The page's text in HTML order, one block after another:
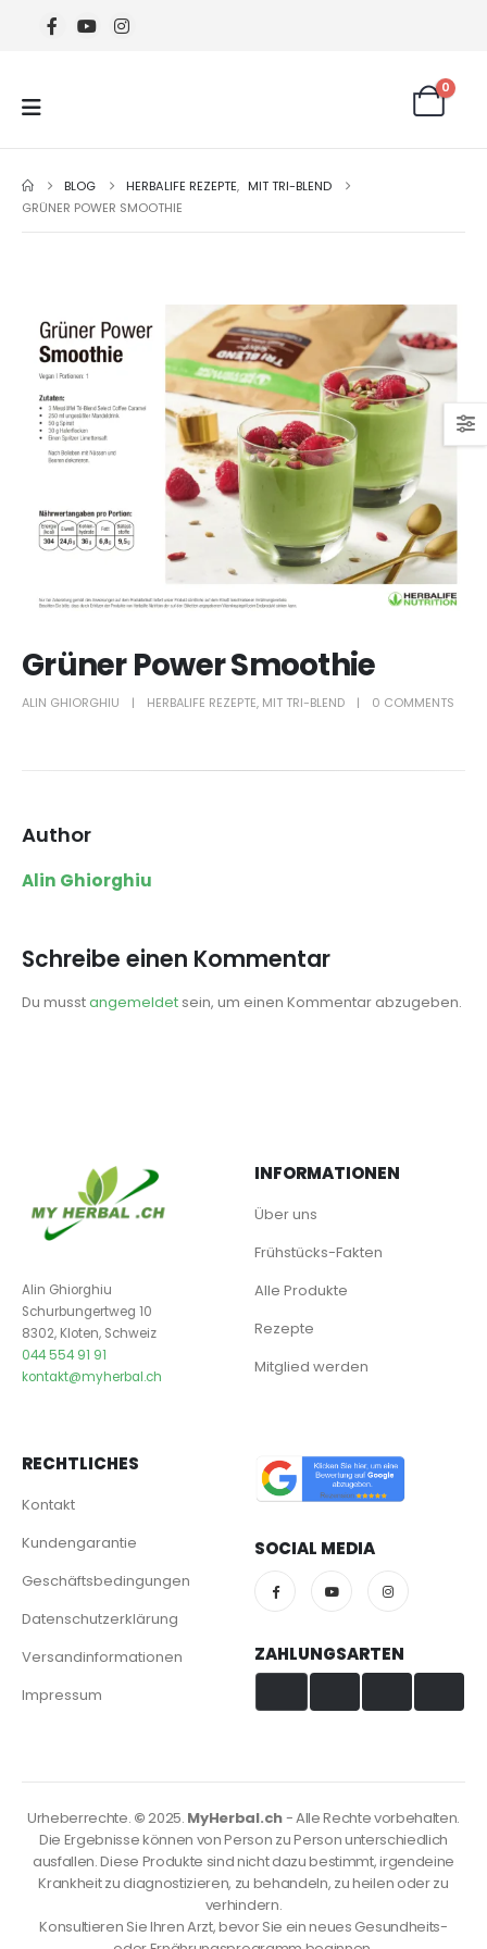
0
BLOG HERBALIFE REZEPTE, MIT TRI-BLEND
GRÜNER POWER SMOOTHIE
Grüner Power Smoothie
ALIN GHIORGHIU HERBALIFE REZEPTE, MIT TRI-BLEND 0 COMMENTS
Author
Alin Ghiorghiu
Schreibe einen Kommentar
Du musstangemeldet sein, um einen Kommentar abzugeben.
Alin Ghiorghiu
Schurbungertweg 10
8302, Kloten, Schweiz
044 554 91 91
kontakt@myherbal.ch
INFORMATIONEN
Über uns
Frühstücks-Fakten
Alle Produkte
Rezepte
Mitglied werden
RECHTLICHES
Kontakt
Kundengarantie
Geschäftsbedingungen
Datenschutzerklärung
Versandinformationen
Impressum
SOCIAL MEDIA
ZAHLUNGSARTEN
Urheberrechte. ©2025. MyHerbal.ch- Alle Rechte vorbehalten.
Die Ergebnisse können von Person zu Person unterschiedlich
ausfallen. Diese Produkte sind nicht dazu bestimmt, irgendeine
Krankheit zu diagnostizieren, zu behandeln, zu heilen oder zu
verhindern.
Konsultieren Sie Ihren Arzt, bevor Sie ein neues Gesundheits-